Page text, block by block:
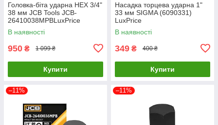
Головка-біта ударна HEX 3/4"
38 мм JCB Tools JCB-
26410038MPBLuxPrice
В наявності
950 ₴ 1 099 ₴
Купити
Насадка торцева ударна 1"
33 мм SIGMA (6090331)
LuxPrice
В наявності
349 ₴ 400 ₴
Купити
–11% –11%